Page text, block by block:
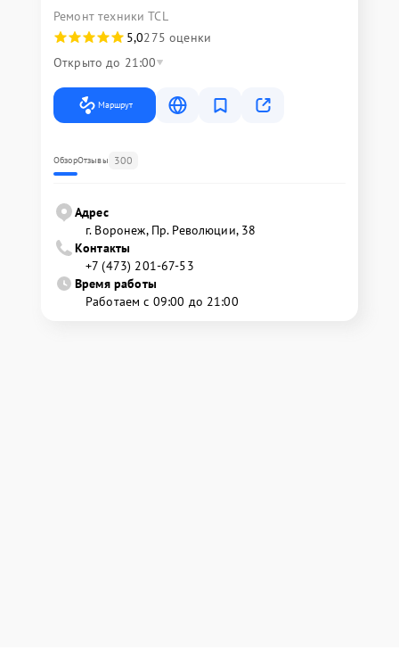
Ремонт техники TCL
5,0275 оценки
Открыто до 21:00
Маршрут
ОбзорОтзывы 300
Адрес
г. Воронеж, Пр. Революции, 38
Контакты
+7 (473) 201-67-53
Время работы
Работаем с 09:00 до 21:00